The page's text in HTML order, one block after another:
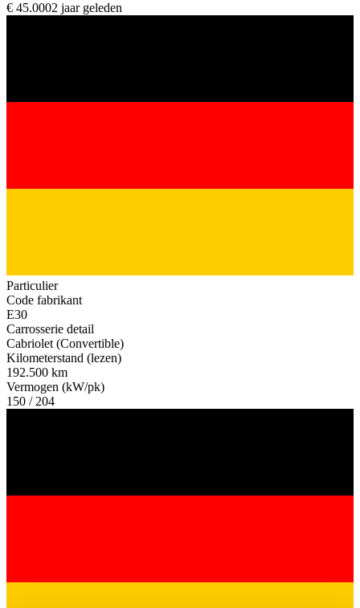
€ 45.0002 jaar geleden
Particulier
Code fabrikant
E30
Carrosserie detail
Cabriolet (Convertible)
Kilometerstand (lezen)
192.500 km
Vermogen (kW/pk)
150 / 204